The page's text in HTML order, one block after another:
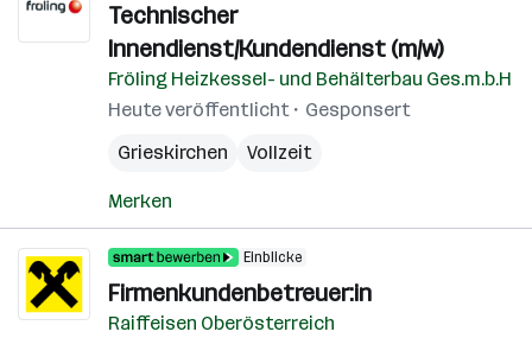
Technischer
Innendienst/Kundendienst (m/w)
Fröling Heizkessel- und Behälterbau Ges.m.b.H
Heute veröffentlicht
Gesponsert
Grieskirchen
Vollzeit
Merken
Einblicke
Firmenkundenbetreuer:in
Raiffeisen Oberösterreich